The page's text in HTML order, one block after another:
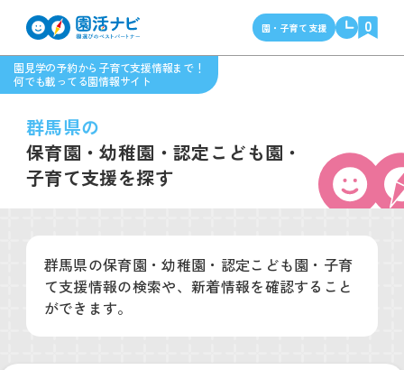
園見学の予約から子育て支援情報まで！
何でも載ってる園情報サイト
園・子育て支援 0
群馬県の
保育園・幼稚園・ 認定こども園・
子育て支援を探す
群馬県の保育園・幼稚園・認定こども園・子育
て支援情報の検索や、新着情報を確認すること
ができます。